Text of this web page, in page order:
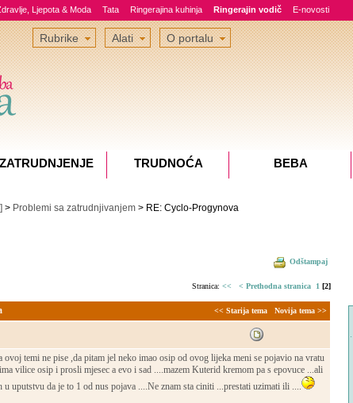
Ljepota & Moda Tata Ringerajina kuhinja Ringerajin vodič E-novosti
> Problemi sa zatrudnjivanjem> RE: Cyclo-Progynova
Odštampaj
Stranica: << < Prethodna stranica 1 [2]
<< Starija tema Novija tema >>
ovoj temi ne pise ,da pitam jel neko imao osip od ovog lijeka meni se pojavio na vratu
vilice osip i prosli mjesec a evo i sad ....mazem Kuterid kremom pa s epovuce ...ali
u uputstvu da je to 1 od nus pojava ....Ne znam sta ciniti ...prestati uzimati ili ....
Rubrike Alati O portalu
ZATRUDNJENJE TRUDNOĆA BEBA